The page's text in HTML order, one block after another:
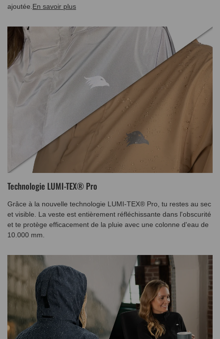
ajoutée. En savoir plus
Technologie LUMI-TEX® Pro
Grâce à la nouvelle technologie LUMI-TEX® Pro, tu restes au sec
et visible. La veste est entièrement réfléchissante dans l'obscurité
et te protège efficacement de la pluie avec une colonne d'eau de
10.000 mm.